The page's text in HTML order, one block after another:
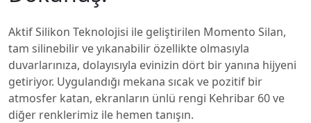
Aktif Silikon Teknolojisi ile geliştirilen Momento Silan,
tam silinebilir ve yıkanabilir özellikte olmasıyla
duvarlarınıza, dolayısıyla evinizin dört bir yanına hijyeni
getiriyor. Uygulandığı mekana sıcak ve pozitif bir
atmosfer katan, ekranların ünlü rengi Kehribar 60 ve
diğer renklerimiz ile hemen tanışın.